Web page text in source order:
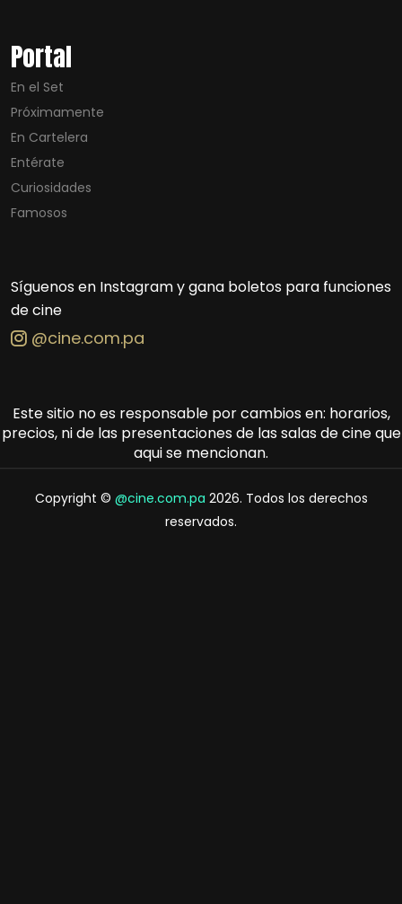
Portal
En el Set
Próximamente
En Cartelera
Entérate
Curiosidades
Famosos
Síguenos en Instagram y gana boletos para funciones
de cine
@cine.com.pa
Este sitio no es responsable por cambios en: horarios,
precios, ni de las presentaciones de las salas de cine que
aqui se mencionan.
Copyright © @cine.com.pa 2026. Todos los derechos
reservados.